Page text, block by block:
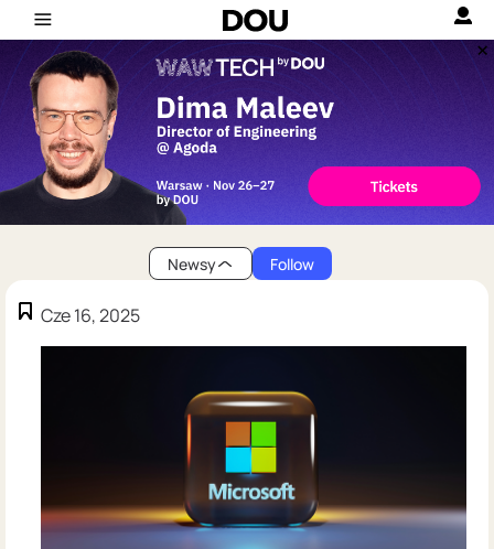
Newsy Follow
Cze 16, 2025